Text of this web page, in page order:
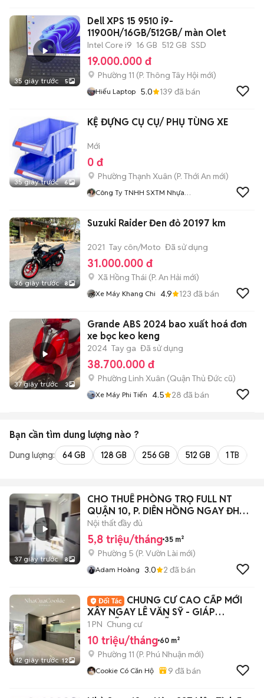
35 giây trước 5
Dell XPS 15 9510 i9-
11900H/16GB/512GB/ màn Olet
Intel Core i9 16 GB 512 GB SSD
19.000.000 đ
Phường 11 (P. Thông Tây Hội mới)
Hiếu Laptop 5.0 139 đã bán
35 giây trước 6
KỆ ĐỰNG CỤ CỤ/ PHỤ TÙNG XE
Mới
0 đ
Phường Thạnh Xuân (P. Thới An mới)
Công Ty TNHH SXTM Nhựa
36 giây trước 8
Suzuki Raider Đen đỏ 20197 km
2021 Tay côn/Moto Đã sử dụng
31.000.000 đ
Xã Hồng Thái (P. An Hải mới)
Xe Máy Khang Chi 4.9 123 đã bán
37 giây trước 3
Grande ABS 2024 bao xuất hoá đơn
xe bọc keo keng
2024 Tay ga Đã sử dụng
38.700.000 đ
Phường Linh Xuân (Quận Thủ Đức cũ)
Xe Máy Phi Tiến 4.5 28 đã bán
Bạn cần tìm dung lượng nào ?
Dung lượng: 64 GB 128 GB 256 GB 512 GB 1 TB
37 giây trước 8
CHO THUÊ PHÒNG TRỌ FULL NT
QUẬN 10, P. DIÊN HỒNG NGAY ĐH
BÁCH KHOA
Nội thất đầy đủ
5,8 triệu/tháng 35 m²
Phường 5 (P. Vườn Lài mới)
Adam Hoàng 3.0 2 đã bán
42 giây trước 12
CHUNG CƯ CAO CẤP MỚI
XÂY NGAY LÊ VĂN SỸ - GIÁP
NGUYỄN VĂN TRỖI, QUẬN 3
1 PN Chung cư
10 triệu/tháng 60 m²
Phường 11 (P. Phú Nhuận mới)
Cookie Có Căn Hộ 9 đã bán